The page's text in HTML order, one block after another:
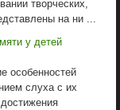
творческих,
на ни ...
у детей
особенностей
слуха с их